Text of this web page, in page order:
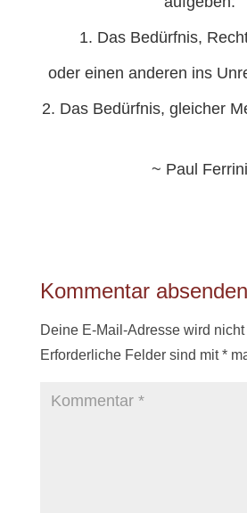
1. Das Bedürfnis,
oder einen anderen ins
2. Das Bedürfnis, gleicher
~ Paul Ferrini
Kommentar absenden
Deine E-Mail-Adresse wird
Erforderliche Felder sind mit*